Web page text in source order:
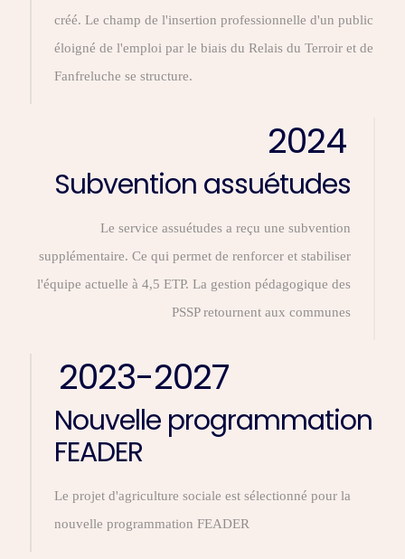
créé. Le champ de l'insertion professionnelle d'un public
éloigné de l'emploi par le biais du Relais du Terroir et de
Fanfreluche se structure.
2024
Subvention assuétudes
Le service assuétudes a reçu une subvention
supplémentaire. Ce qui permet de renforcer et stabiliser
l'équipe actuelle à 4,5 ETP. La gestion pédagogique des
PSSP retournent aux communes
2023-2027
Nouvelle programmation
FEADER
Le projet d'agriculture sociale est sélectionné pour la
nouvelle programmation FEADER